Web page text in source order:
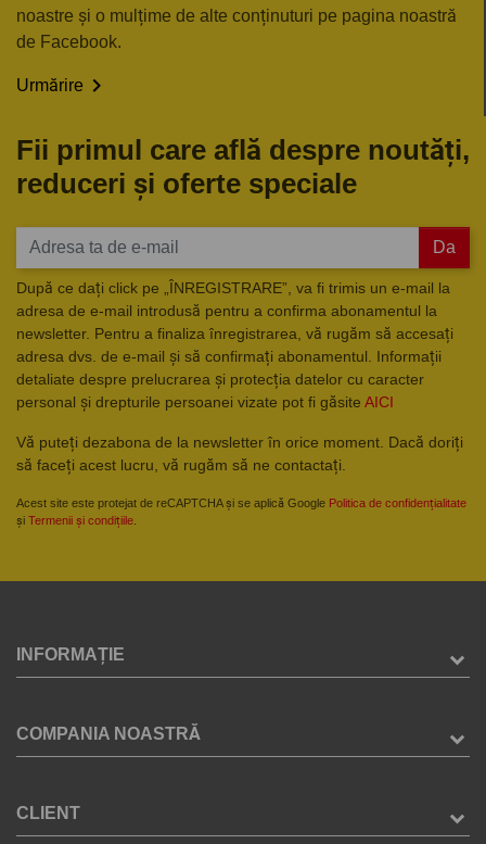
noastre și o mulțime de alte conținuturi pe pagina noastră
de Facebook.
Urmărire 
Fii primul care află despre noutăți,
reduceri și oferte speciale
Da
După ce dați click pe „ÎNREGISTRARE”, va fi trimis un e-mail la
adresa de e-mail introdusă pentru a confirma abonamentul la
newsletter. Pentru a finaliza înregistrarea, vă rugăm să accesați
adresa dvs. de e-mail și să confirmați abonamentul. Informații
detaliate despre prelucrarea și protecția datelor cu caracter
personal și drepturile persoanei vizate pot fi găsite AICI
Vă puteți dezabona de la newsletter în orice moment. Dacă doriți
să faceți acest lucru, vă rugăm să ne contactați.
Acest site este protejat de reCAPTCHA și se aplică Google Politica de confidențialitate
și Termenii și condițiile
INFORMAȚIE
COMPANIA NOASTRĂ
CLIENT